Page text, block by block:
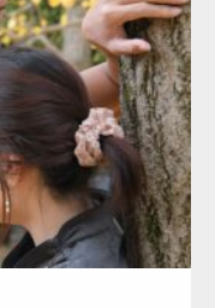
細マッチョ) 大胸筋 肩 腹
フリー素材メンバーが